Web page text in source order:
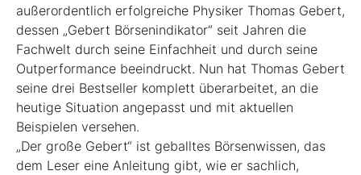
außerordentlich erfolgreiche Physiker Thomas Gebert,
dessen „Gebert Börsenindikator“ seit Jahren die
Fachwelt durch seine Einfachheit und durch seine
Outperformance beeindruckt. Nun hat Thomas Gebert
seine drei Best­seller komplett überarbeitet, an die
heutige ­Situation angepasst und mit aktuellen
Beispielen ver­sehen.
„Der große Gebert“ ist geballtes Börsenwissen, das
dem Leser eine Anleitung gibt, wie er sachlich,